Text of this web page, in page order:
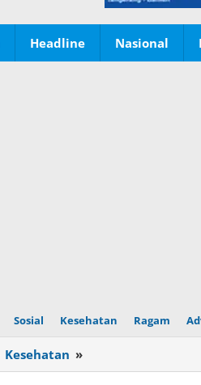
Headline Nasional
Sosial Kesehatan Ragam
Kesehatan »
JKN,